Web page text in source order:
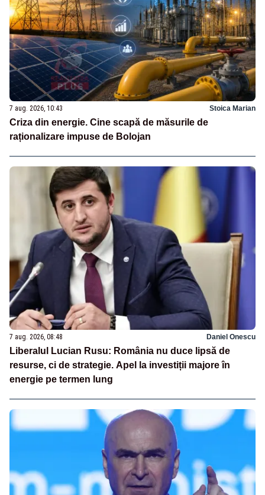
7 aug. 2026, 10:43 Stoica Marian
Criza din energie. Cine scapă de măsurile de
raționalizare impuse de Bolojan
7 aug. 2026, 08:48 Daniel Onescu
Liberalul Lucian Rusu: România nu duce lipsă de
resurse, ci de strategie. Apel la investiții majore în
energie pe termen lung